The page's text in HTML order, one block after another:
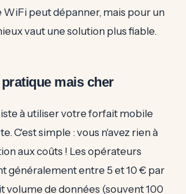
WiFi peut dépanner, mais pour un
vaut une solution plus fiable.
mais cher
à utiliser votre forfait mobile
C'est simple : vous n'avez rien à
aux coûts ! Les opérateurs
généralement entre 5 et 10 € par
volume de données (souvent 100